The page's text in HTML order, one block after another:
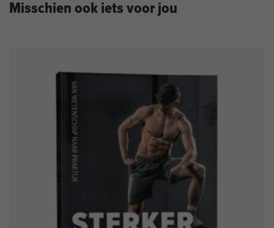
Misschien ook iets voor jou